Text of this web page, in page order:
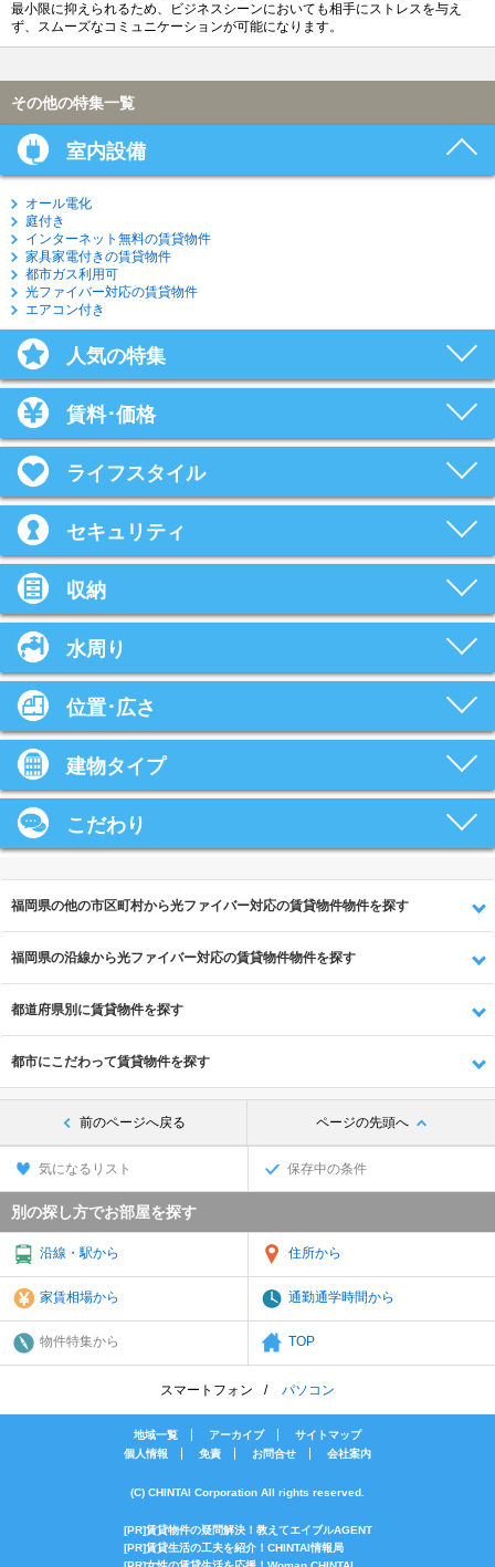
最小限に抑えられるため、ビジネスシーンにおいても相手にストレスを与え
ず、スムーズなコミュニケーションが可能になります。
その他の特集一覧
室内設備
オール電化
庭付き
インターネット無料の賃貸物件
家具家電付きの賃貸物件
都市ガス利用可
光ファイバー対応の賃貸物件
エアコン付き
人気の特集
賃料･価格
ライフスタイル
セキュリティ
収納
水周り
位置･広さ
建物タイプ
こだわり
福岡県の他の市区町村から光ファイバー対応の賃貸物件物件を探す
福岡県の沿線から光ファイバー対応の賃貸物件物件を探す
都道府県別に賃貸物件を探す
都市にこだわって賃貸物件を探す
前のページへ戻る ページの先頭へ
気になるリスト 保存中の条件
別の探し方でお部屋を探す
沿線・駅から 住所から
家賃相場から 通勤通学時間から
物件特集から TOP
スマートフォン パソコン
地域一覧 アーカイブ
サイトマップ
個人情報
免責 お問合せ 会社案内
(C) CHINTAI Corporation All rights reserved.
[PR]賃貸物件の疑問解決！教えてエイブルAGENT
[PR]賃貸生活の工夫を紹介！CHINTAI情報局